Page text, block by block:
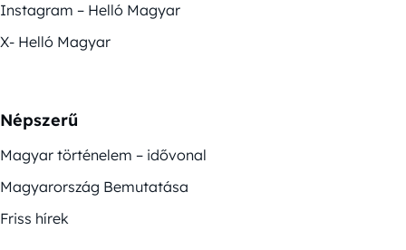
Instagram – Helló Magyar
X- Helló Magyar
Népszerű
Magyar történelem – idővonal
Magyarország Bemutatása
Friss hírek